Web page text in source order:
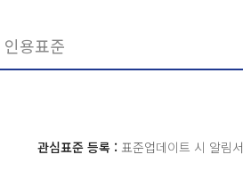
인용표준
관심표준 등록 : 표준업데이트 시 알림